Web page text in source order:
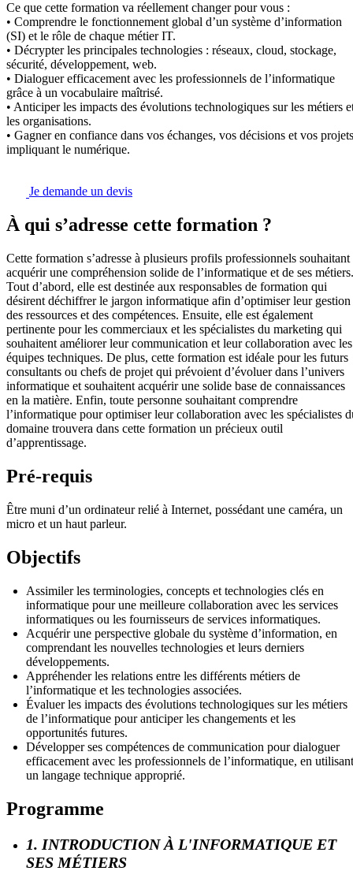
Ce que cette formation va réellement changer pour vous :
• Comprendre le fonctionnement global d’un système d’information
(SI) et le rôle de chaque métier IT.
• Décrypter les principales technologies : réseaux, cloud, stockage,
sécurité, développement, web.
• Dialoguer efficacement avec les professionnels de l’informatique
grâce à un vocabulaire maîtrisé.
• Anticiper les impacts des évolutions technologiques sur les métiers
les organisations.
• Gagner en confiance dans vos échanges, vos décisions et vos projets
impliquant le numérique.
Je demande un devis
À qui s’adresse cette formation ?
Cette formation s’adresse à plusieurs profils professionnels souhaitant
acquérir une compréhension solide de l’informatique et de ses métiers.
Tout d’abord, elle est destinée aux responsables de formation qui
désirent déchiffrer le jargon informatique afin d’optimiser leur gestion
des ressources et des compétences. Ensuite, elle est également
pertinente pour les commerciaux et les spécialistes du marketing qui
souhaitent améliorer leur communication et leur collaboration avec les
équipes techniques. De plus, cette formation est idéale pour les futurs
consultants ou chefs de projet qui prévoient d’évoluer dans l’univers
informatique et souhaitent acquérir une solide base de connaissances
en la matière. Enfin, toute personne souhaitant comprendre
l’informatique pour optimiser leur collaboration avec les spécialistes
domaine trouvera dans cette formation un précieux outil
d’apprentissage.
Pré-requis
Être muni d’un ordinateur relié à Internet, possédant une caméra, un
micro et un haut parleur.
Objectifs
Assimiler les terminologies, concepts et technologies clés en
informatique pour une meilleure collaboration avec les services
informatiques ou les fournisseurs de services informatiques.
Acquérir une perspective globale du système d’information, en
comprendant les nouvelles technologies et leurs derniers
développements.
Appréhender les relations entre les différents métiers de
l’informatique et les technologies associées.
Évaluer les impacts des évolutions technologiques sur les métiers
de l’informatique pour anticiper les changements et les
opportunités futures.
Développer ses compétences de communication pour dialoguer
efficacement avec les professionnels de l’informatique, en utilisant
un langage technique approprié.
Programme
1. INTRODUCTION À L'INFORMATIQUE ET
SES MÉTIERS